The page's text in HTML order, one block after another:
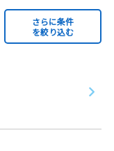
さらに条件
を絞り込む